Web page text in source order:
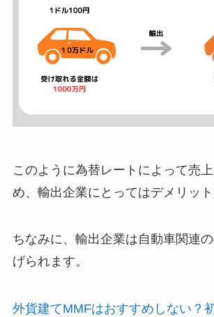
このように為替レートによって売
め、輸出企業にとってはデメリット
ちなみに、輸出企業は自動車関連
げられます。
外貨建てMMFはおすすめしない？